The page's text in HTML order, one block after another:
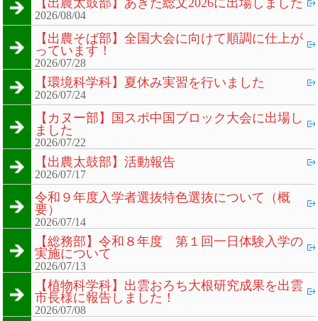
2026/08/04
【出農そば部】全国大会に向けて順調に仕上が
っています！
2026/07/28
【環境科学科】夏休み実習を行いました
2026/07/24
【カヌー部】国スポ中国ブロック大会に出場し
ました
2026/07/22
【出農太鼓部】活動報告
2026/07/17
令和９年度入学者選抜特色選抜について（概
要）
2026/07/14
【総務部】令和８年度 第１回一日体験入学の
実施について
2026/07/13
【植物科学科】出雲おろち大根研究成果を出雲
市長様に報告しました！
2026/07/08